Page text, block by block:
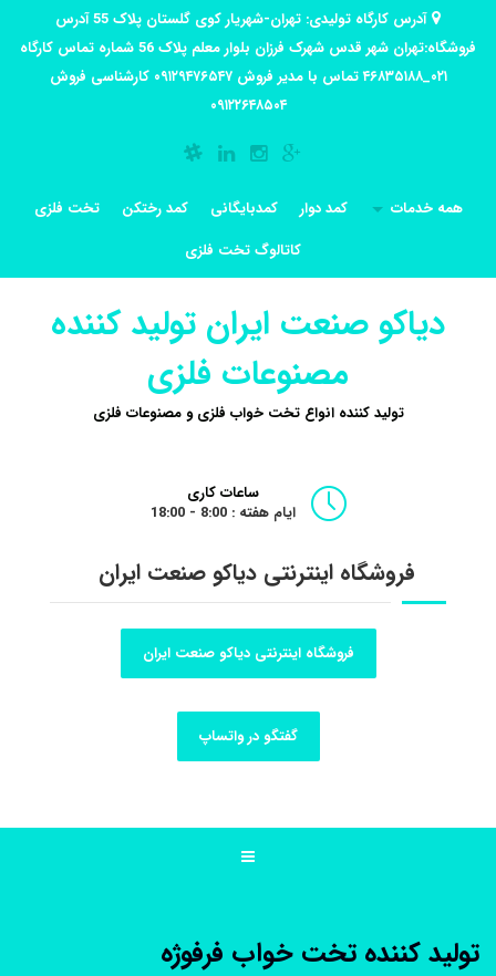
آدرس کارگاه تولیدی: تهران-شهریار کوی گلستان پلاک 55 آدرس
فروشگاه:تهران شهر قدس شهرک فرزان بلوار معلم پلاک 56 شماره تماس کارگاه
۰۲۱_۴۶۸۳۵۱۸۸ تماس با مدیر فروش ۰۹۱۲۹۴۷۶۵۴۷ کارشناسی فروش
۰۹۱۲۲۶۴۸۵۰۴
همه خدمات کمد دوار کمدبایگانی کمد رختکن
تخت فلزی
کاتالوگ تخت فلزی
دیاکو صنعت ایران تولید کننده
مصنوعات فلزی
تولید کننده انواع تخت خواب فلزی و مصنوعات فلزی
ساعات کاری
ایام هفته : 8:00 - 18:00
فروشگاه اینترنتی دیاکو صنعت ایران
فروشگاه اینترنتی دیاکو صنعت ایران
گفتگو در واتساپ
تولید کننده تخت خواب فرفوژه